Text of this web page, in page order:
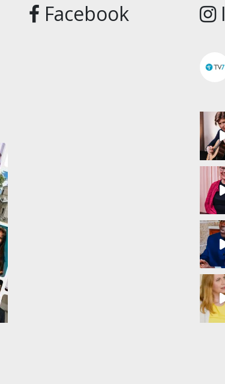
Facebook